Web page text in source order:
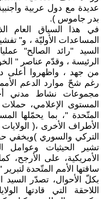
عديدة مع دول عربية
بدر جاموس ).
في هذا السياق العام
المساعدات الأوليّة ، و"
السيد "رائد الصالح"
الرئيسة ، وقدّم عناصر "
من جهد ، واظهروا أعلى
رغم شحّ موارد الدعم
مجموعات نشاط مدني
المستوى الإعلامي،
المتّحدة "، بما يحمّلها
الأطراف الأخرى ،(
التركي والسوري )ويخفي
تشير الحيثيات وعوامل
الأمريكية، على الأرجح،
ساقتها الأمم المتّحدة
بكلّ الأحوال، تصدّر السيد
اللاحقة التي قادتها